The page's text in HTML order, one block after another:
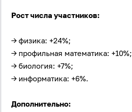
Рост числа участников:
→ физика: +24%;
→ профильная математика: +10%;
→ биология: +7%;
→ информатика: +6%.
Дополнительно: